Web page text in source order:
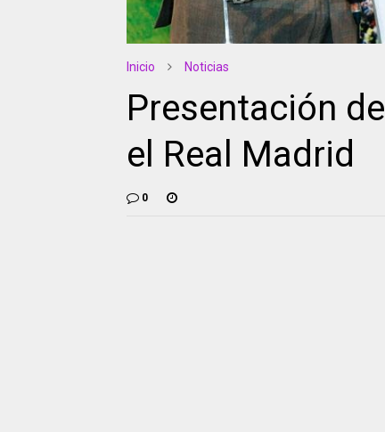
Inicio Noticias
Presentación
el Real Madrid
0